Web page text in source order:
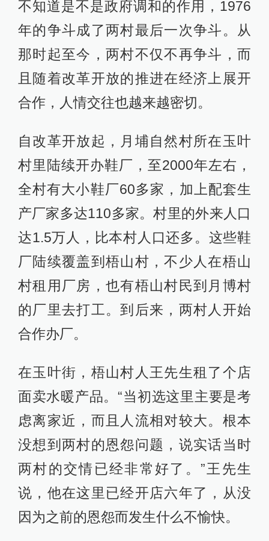
不知道是不是政府调和的作用，1976
年的争斗成了两村最后一次争斗。从
那时起至今，两村不仅不再争斗，而
且随着改革开放的推进在经济上展开
合作，人情交往也越来越密切。
自改革开放起，月埔自然村所在玉叶
村里陆续开办鞋厂，至2000年左右，
全村有大小鞋厂60多家，加上配套生
产厂家多达110多家。村里的外来人口
达1.5万人，比本村人口还多。这些鞋
厂陆续覆盖到梧山村，不少人在梧山
村租用厂房，也有梧山村民到月博村
的厂里去打工。到后来，两村人开始
合作办厂。
在玉叶街，梧山村人王先生租了个店
面卖水暖产品。“当初选这里主要是考
虑离家近，而且人流相对较大。根本
没想到两村的恩怨问题，说实话当时
两村的交情已经非常好了。”王先生
说，他在这里已经开店六年了，从没
因为之前的恩怨而发生什么不愉快。